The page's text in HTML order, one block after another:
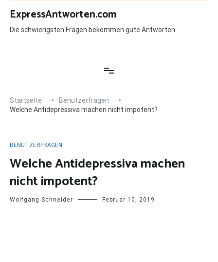
Zum
Inhalt
springen
ExpressAntworten.com
Die schwierigsten Fragen bekommen gute Antworten
Startseite
Benutzerfragen
Welche Antidepressiva machen nicht impotent?
BENUTZERFRAGEN
Welche Antidepressiva machen
nicht impotent?
Wolfgang Schneider Februar 10, 2019